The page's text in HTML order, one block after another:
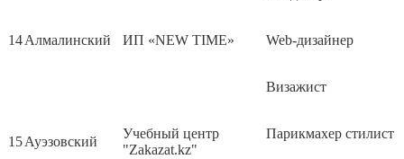
14Алмалинский ИП «NEW TIME» Web-дизайнер
15Ауэзовский
Учебный центр
"Zakazat.kz"
Визажист
Парикмахер стилист